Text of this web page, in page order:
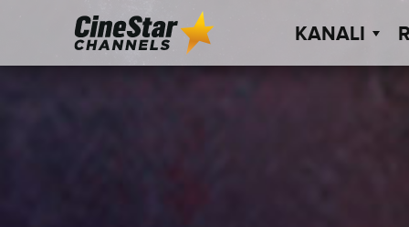
KANALI